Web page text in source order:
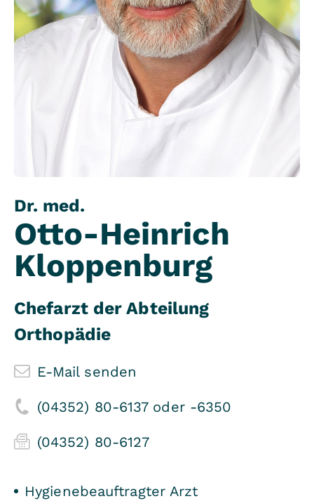
Dr. med.
Otto-Heinrich
Kloppenburg
Chefarzt der Abteilung
Orthopädie
E-Mail senden
(04352) 80-6137 oder -6350
(04352) 80-6127
Hygienebeauftragter Arzt